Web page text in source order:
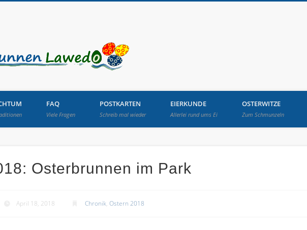
FAQ
Viele Fragen
POSTKARTEN
Schreib mal wieder
EIERKUNDE
Allerlei rund ums Ei
OSTERWITZE
Zum Schmunzeln
Osterbrunnen im Park
April 18, 2018 Chronik, Ostern 2018